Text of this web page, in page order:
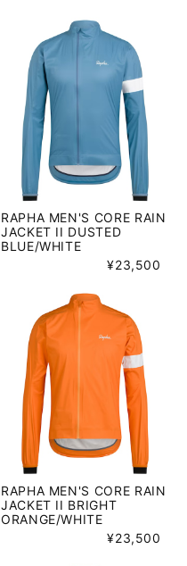
RAPHA MEN'S CORE RAIN
JACKET II DUSTED
BLUE/WHITE
¥23,500
RAPHA MEN'S CORE RAIN
JACKET II BRIGHT
ORANGE/WHITE
¥23,500